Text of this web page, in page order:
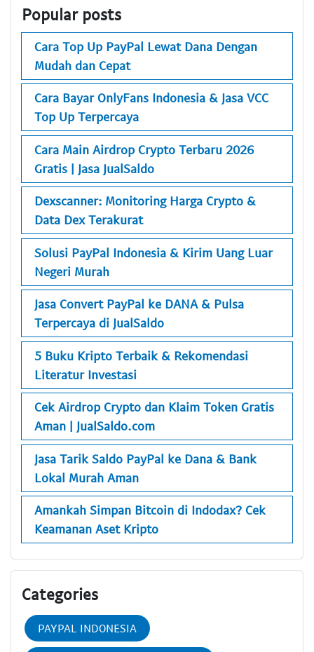
Popular posts
Cara Top Up PayPal Lewat Dana Dengan
Mudah dan Cepat
Cara Bayar OnlyFans Indonesia & Jasa VCC
Top Up Terpercaya
Cara Main Airdrop Crypto Terbaru 2026
Gratis | Jasa JualSaldo
Dexscanner: Monitoring Harga Crypto &
Data Dex Terakurat
Solusi PayPal Indonesia & Kirim Uang Luar
Negeri Murah
Jasa Convert PayPal ke DANA & Pulsa
Terpercaya di JualSaldo
5 Buku Kripto Terbaik & Rekomendasi
Literatur Investasi
Cek Airdrop Crypto dan Klaim Token Gratis
Aman | JualSaldo.com
Jasa Tarik Saldo PayPal ke Dana & Bank
Lokal Murah Aman
Amankah Simpan Bitcoin di Indodax? Cek
Keamanan Aset Kripto
Categories
PAYPAL INDONESIA